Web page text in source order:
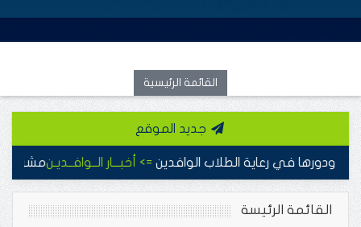
القائمة الرئيسية
جديد الموقع
مشروع افطار في رعاية الطلاب الوافدين=> أخبـــار الــوافــديـن
القائمة الرئيسة